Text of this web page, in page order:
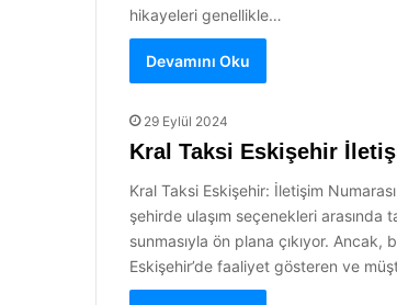
hikayeleri genellikle…
Devamını Oku
29 Eylül 2024
Kral Taksi Eskişehir
Kral Taksi Eskişehir: İletişim
şehirde ulaşım seçenekleri arasında
sunmasıyla ön plana çıkıyor.
Eskişehir’de faaliyet gösteren ve